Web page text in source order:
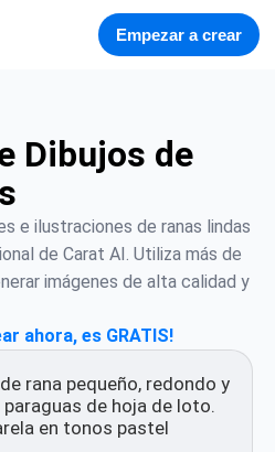
Empezar a crear
Dibujos de
e ilustraciones de ranas lindas
de Carat AI. Utiliza más de
imágenes de alta calidad y
ahora, es GRATIS!